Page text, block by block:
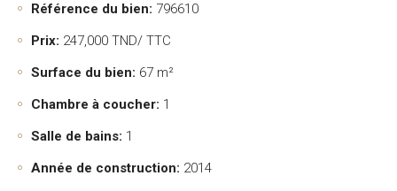
Référence du bien: 796610
Prix: 247,000 TND/ TTC
Surface du bien: 67 m²
Chambre à coucher: 1
Salle de bains: 1
Année de construction: 2014